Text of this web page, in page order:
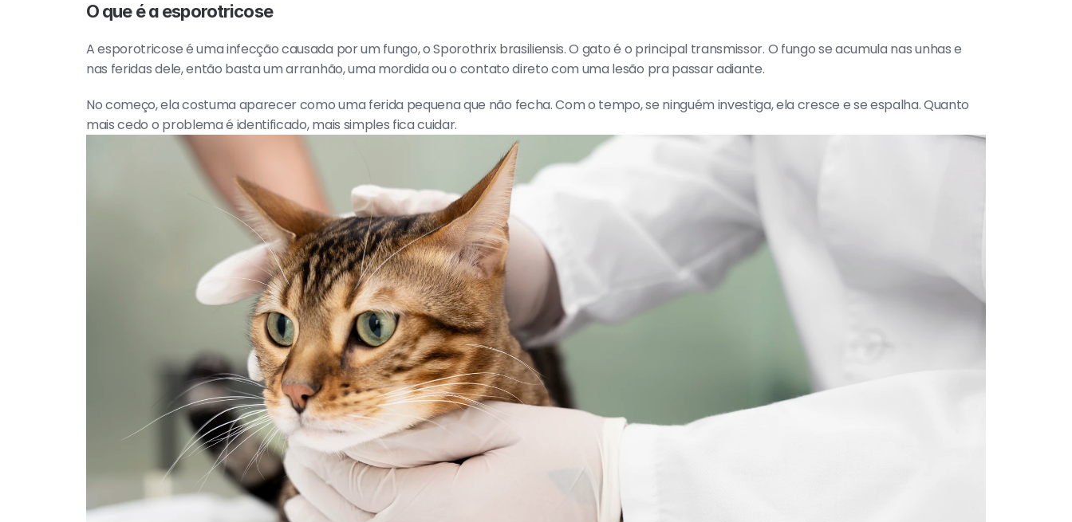
O que é a esporotricose
A esporotricose é uma infecção causada por um fungo, o Sporothrix brasiliensis. O gato é o principal transmissor. O fungo se acumula nas unhas e
nas feridas dele, então basta um arranhão, uma mordida ou o contato direto com uma lesão pra passar adiante.
No começo, ela costuma aparecer como uma ferida pequena que não fecha. Com o tempo, se ninguém investiga, ela cresce e se espalha. Quanto
mais cedo o problema é identificado, mais simples fica cuidar.